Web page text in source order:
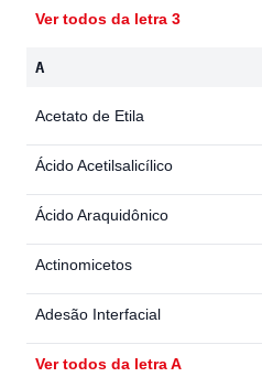
Ver todos da letra 3
A
Acetato de Etila
Ácido Acetilsalicílico
Ácido Araquidônico
Actinomicetos
Adesão Interfacial
Ver todos da letra A